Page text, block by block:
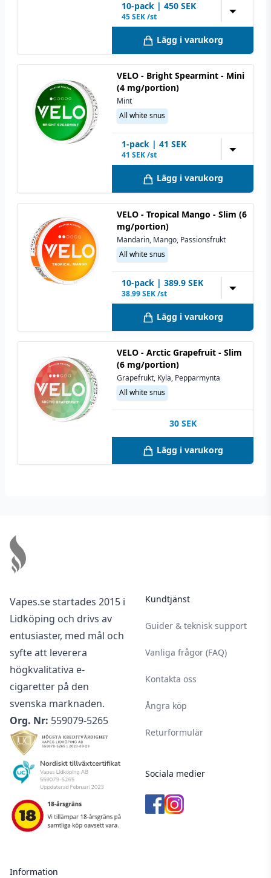
10-pack | 450 SEK
45SEK /st
▼
Lägg i varukorg
VELO - Bright Spearmint - Mini
(4 mg/portion)
Mint
All white snus
1-pack | 41 SEK
41 SEK /st
▼
Lägg i varukorg
VELO - Tropical Mango - Slim (6
mg/portion)
Mandarin, Mango, Passionsfrukt
All white snus
10-pack | 389.9 SEK
38.99SEK /st
▼
Lägg i varukorg
VELO - Arctic Grapefruit - Slim
(6 mg/portion)
Grapefrukt, Kyla, Pepparmynta
All white snus
30 SEK
Lägg i varukorg
Vapes.se startades 2015 i
Lidköping och drivs av
entusiaster, med mål och
syfte att leverera
högkvalitativa e-
cigaretter på den
svenska marknaden.
Org. Nr: 559079-5265
Information
Kundtjänst
Guider & teknisk support
Vanliga frågor (FAQ)
Kontakta oss
Ångra köp
Returformulär
Sociala medier